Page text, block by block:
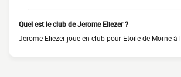
Quel est le club de Jerome Eliezer ?
Jerome Eliezer joue en club pour Etoile de Morne-à-